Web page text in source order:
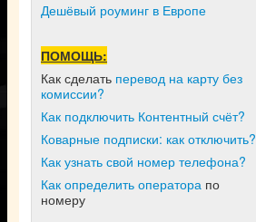
Дешёвый роуминг в Европе
ПОМОЩЬ:
Как сделать перевод на карту без
комиссии?
Как подключить Контентный счёт?
Коварные подписки: как отключить?
Как узнать свой номер телефона?
Как определить оператора по
номеру